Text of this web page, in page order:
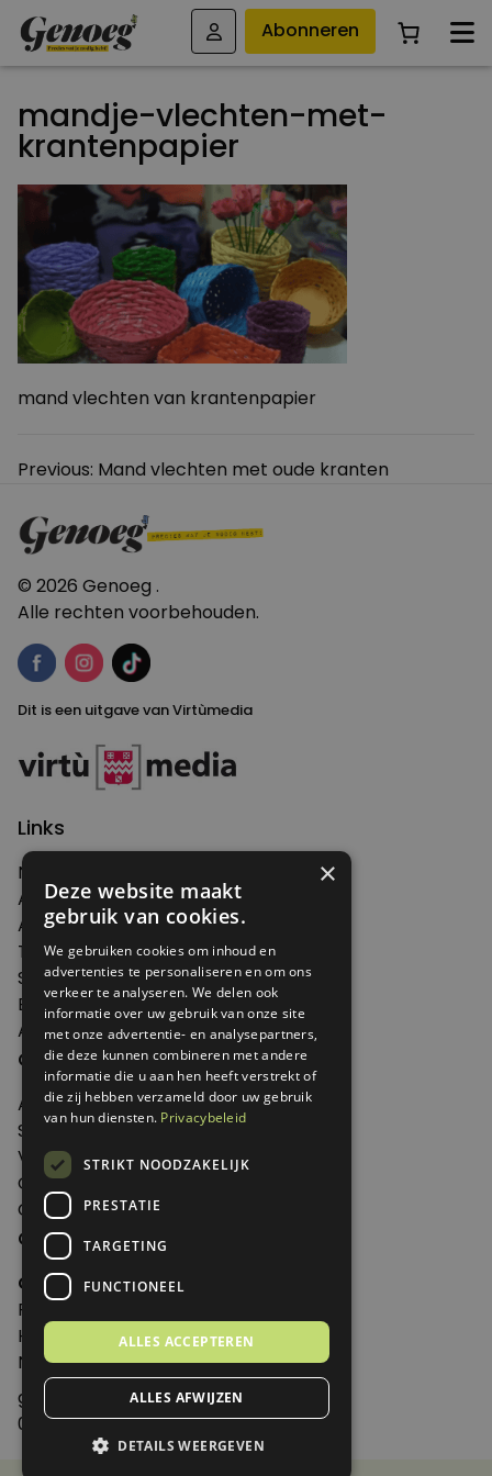
Abonneren
mandje-vlechten-met-
krantenpapier
mand vlechten van krantenpapier
Bericht
Previous: Mand vlechten met oude kranten
© 2026 Genoeg .
Alle rechten voorbehouden.
Dit is een uitgave van Virtùmedia
Links
Nieuws
Artikelen
Agenda
Thema's
Shop
Edities
Abonneren
Over Genoeg
Adverteren
Samenwerken
Verkooppunten
Over Genoeg
Contact
Contactgegevens
Genoeg
Postbus 595 - 3700 AN Zeist
Huis ter Heideweg 13 - 3705MA Zeist
Nederland
genoeg@spabonneeservice.nl
088-1102091
×
Deze website maakt
gebruik van cookies.
We gebruiken cookies om inhoud en
advertenties te personaliseren en om ons
verkeer te analyseren. We delen ook
informatie over uw gebruik van onze site
met onze advertentie- en analysepartners,
die deze kunnen combineren met andere
informatie die u aan hen heeft verstrekt of
die zij hebben verzameld door uw gebruik
van hun diensten. Privacybeleid
STRIKT NOODZAKELIJK
PRESTATIE
TARGETING
FUNCTIONEEL
ALLES ACCEPTEREN
ALLES AFWIJZEN
DETAILS WEERGEVEN